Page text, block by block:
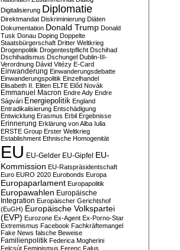
Digitalisierung Diplomatie
Direktmandat Diskriminierung Diäten
Dokumentation Donald Trump Donald
Tusk Donau Doping Doppelte
Staatsbürgerschaft Dritter Weltkrieg
Drogenpolitik Drogentestpflicht Dschihad
Dschihadismus Dschungel Dublin-III-
Verordnung Dávid Vitézy E-Card
Einwanderung Einwanderungsdebatte
Einwanderungspolitik Einzelhandel
Elisabeth II. Eliten ELTE Előd Novák
Emmanuel Macron Endre Ady Endre
Ságvári Energiepolitik England
Entradikalisierung Entschädigung
Entwicklung Erasmus Erbil Ergebnisse
Erinnerung Erklärung von Alba Iulia
ERSTE Group Erster Weltkrieg
Establishment Ethnische Homogenität
EU EU-Gelder EU-Gipfel EU-
Kommission EU-Ratspräsidentschaft
Euro EURO 2020 Eurobonds Europa
Europaparlament Europapolitik
Europawahlen Europäische
Integration Europäischer Gerichtshof
(EuGH) Europäische Volkspartei
(EVP) Eurozone Ex-Agent Ex-Porno-Star
Extremismus Facebook Fachkräftemangel
Fake News falsche Beweise
Familienpolitik Federica Mogherini
Felcsút Feminismus Ferenc Falus